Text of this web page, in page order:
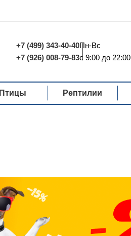
+7 (499) 343-40-40
+7 (926) 008-79-83
Пн-Вс
с 9:00 до 22:00
Птицы Рептилии